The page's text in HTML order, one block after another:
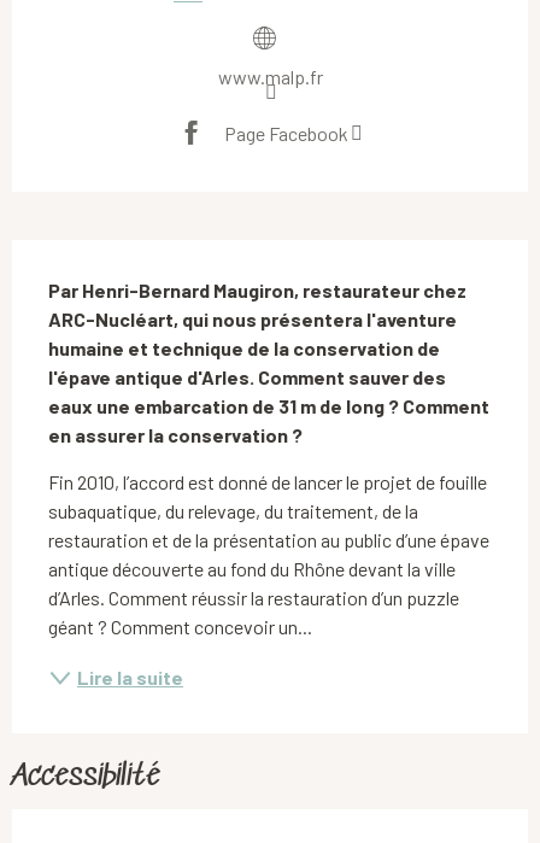
www.malp.fr
Page Facebook
Par Henri-Bernard Maugiron, restaurateur chez
ARC-Nucléart, qui nous présentera l'aventure
humaine et technique de la conservation de
l'épave antique d'Arles. Comment sauver des
eaux une embarcation de 31 m de long ? Comment
en assurer la conservation ?
Fin 2010, l’accord est donné de lancer le projet de fouille
subaquatique, du relevage, du traitement, de la
restauration et de la présentation au public d’une épave
antique découverte au fond du Rhône devant la ville
d’Arles. Comment réussir la restauration d’un puzzle
géant ? Comment concevoir un...
Lire la suite
Accessibilité